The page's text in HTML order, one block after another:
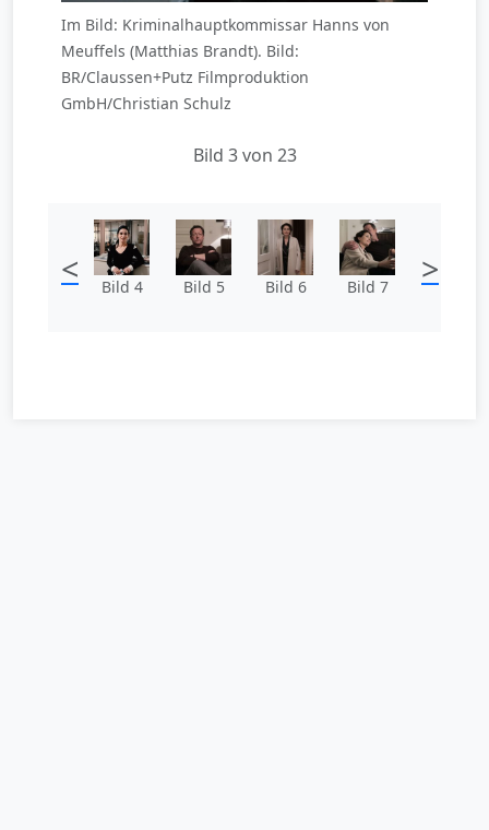
Im Bild: Kriminalhauptkommissar Hanns von
Meuffels (Matthias Brandt). Bild:
BR/Claussen+Putz Filmproduktion
GmbH/Christian Schulz
Bild 3 von 23
< Bild 4 Bild 5 Bild 6 Bild 7 >